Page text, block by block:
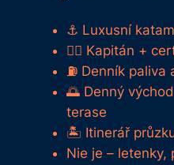
⚓ Luxusní
🧑‍✈️ Kapitán +
⛽ Denník paliva
🌅 Denný
terase
🏝️ Itinerář
Nie je – letenky,